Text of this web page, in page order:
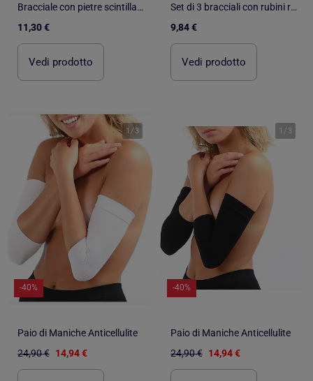
Bracciale con pietre scintillanti | Great Pretenders
11,30 €
Vedi prodotto
Set di 3 bracciali con rubini rossi | Great Pretenders
9,84 €
Vedi prodotto
1 /3
-40%
Paio di Maniche Anticellulite
24,90 € 14,94 €
1 / 3
-40%
Paio di Maniche Anticellulite
24,90 € 14,94 €